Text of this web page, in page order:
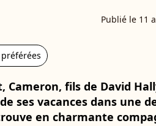
Publié le 11
fils de David
ses vacances dans une
en charmante